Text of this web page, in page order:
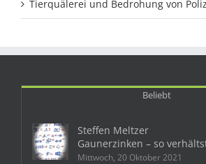
Tierquälerei und Bedrohung von
Beliebt
Steffen Meltzer
Gaunerzinken – so
Mittwoch, 20 Oktober 2021